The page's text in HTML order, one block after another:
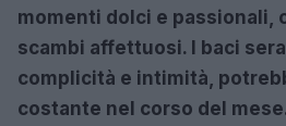
momenti dolci e passionali,
scambi affettuosi. I baci
complicità e intimità,
costante nel corso del